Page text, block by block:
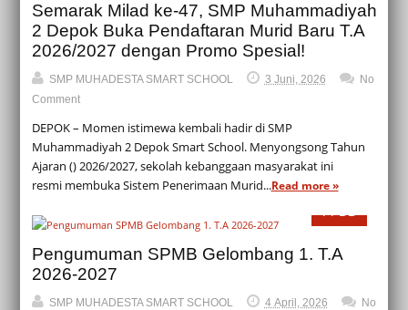
Semarak Milad ke-47, SMP Muhammadiyah
2 Depok Buka Pendaftaran Murid Baru T.A
2026/2027 dengan Promo Spesial!
SMP MUHADESTA SMART SCHOOL 3 Juni, 2026
No
Comment
DEPOK – Momen istimewa kembali hadir di SMP
Muhammadiyah 2 Depok Smart School. Menyongsong Tahun
Ajaran () 2026/2027, sekolah kebanggaan masyarakat ini
resmi membuka Sistem Penerimaan Murid...Read more »
PPDB
Pengumuman SPMB Gelombang 1. T.A
2026-2027
SMP MUHADESTA SMART SCHOOL 4 April, 2026 No